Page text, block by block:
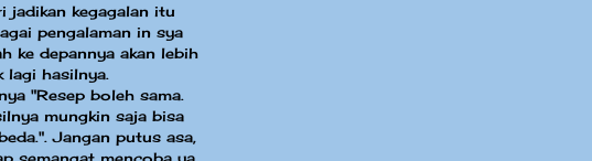
jadikan kegagalan itu
pengalaman in sya
ke depannya akan lebih
lagi hasilnya.
"Resep boleh sama.
mungkin saja bisa
Jangan putus asa,
semangat mencoba ya.